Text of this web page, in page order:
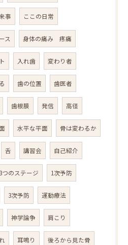
事 ここの日常
ス 身体の痛み 疼痛
入れ歯 変わり者
歯の位置 歯医者
歯根膜 発信 高径
水平な平面 骨は変わるか
舌 講習会 自己紹介
3つのステージ 1次予防
3次予防 運動療法
神学論争 肩こり
耳鳴り 後ろから見た骨